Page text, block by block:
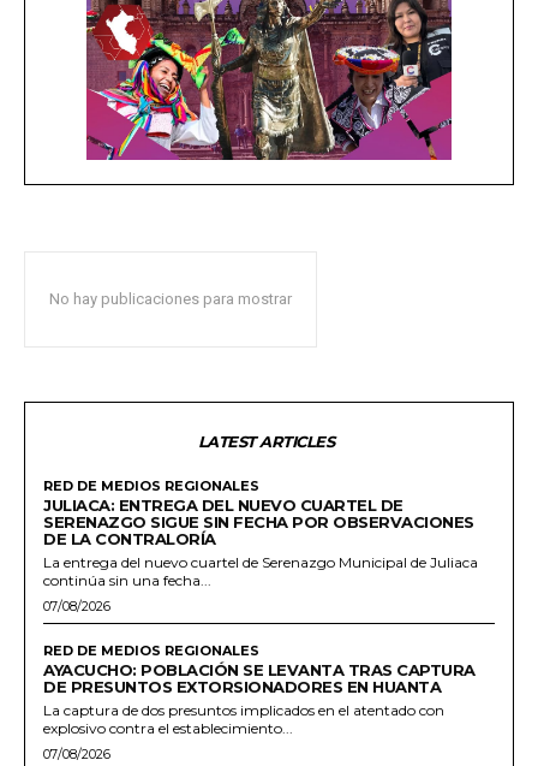
No hay publicaciones para mostrar
LATEST ARTICLES
RED DE MEDIOS REGIONALES
JULIACA: ENTREGA DEL NUEVO CUARTEL DE
SERENAZGO SIGUE SIN FECHA POR OBSERVACIONES
DE LA CONTRALORÍA
La entrega del nuevo cuartel de Serenazgo Municipal de Juliaca
continúa sin una fecha...
07/08/2026
RED DE MEDIOS REGIONALES
AYACUCHO: POBLACIÓN SE LEVANTA TRAS CAPTURA
DE PRESUNTOS EXTORSIONADORES EN HUANTA
La captura de dos presuntos implicados en el atentado con
explosivo contra el establecimiento...
07/08/2026